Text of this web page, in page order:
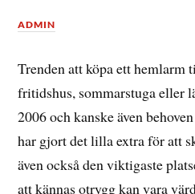
ADMIN
Trenden att köpa ett hemlarm
fritidshus, sommarstuga eller
2006 och kanske även
har gjort det lilla extra för att
även också den viktigaste
att kännas otrygg kan vara